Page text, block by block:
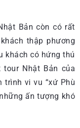
Bản còn có rất
thập phương
khách có hứng thú
Nhật Bản của
trình vi vu “xứ Phù
ấn tượng khó